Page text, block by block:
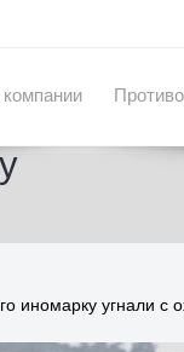
угнали с